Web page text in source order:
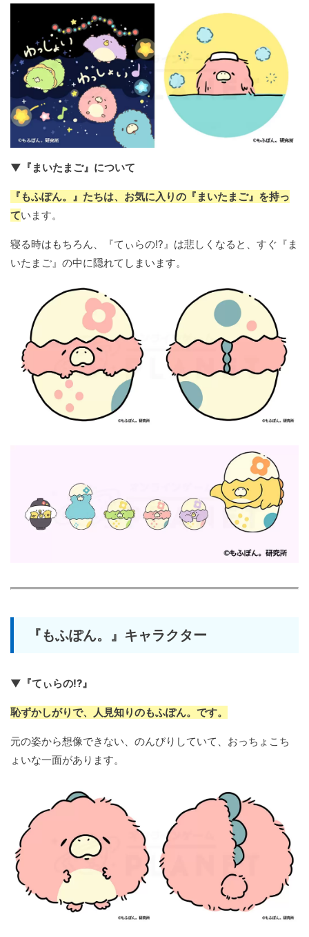
▼『まいたまご』について
『もふぽん。』たちは、お気に入りの『まいたまご』を持っ
ています。
寝る時はもちろん、『てぃらの!?』は悲しくなると、すぐ『ま
いたまご』の中に隠れてしまいます。
『もふぽん。』キャラクター
▼『てぃらの!?』
恥ずかしがりで、人見知りのもふぽん。です。
元の姿から想像できない、のんびりしていて、おっちょこち
ょいな一面があります。